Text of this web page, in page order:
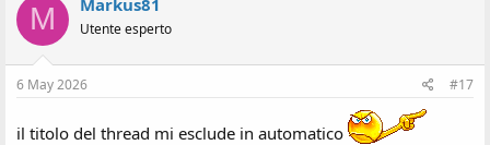
M Utente esperto
6 May 2026 #17
il titolo del thread mi esclude in automatico